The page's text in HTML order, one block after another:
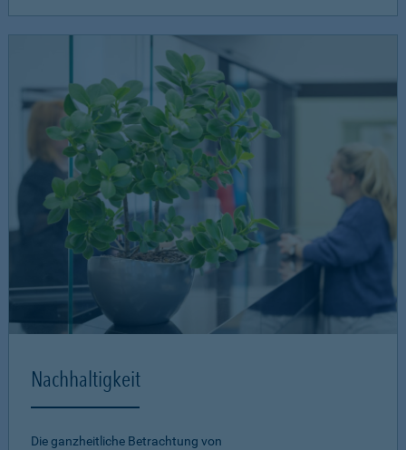
Nachhaltigkeit
Die ganzheitliche Betrachtung von